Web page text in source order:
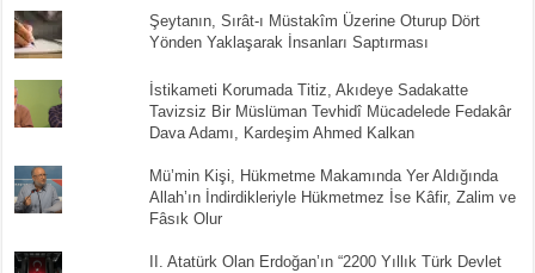
Şeytanın, Sırât-ı Müstakîm Üzerine Oturup Dört
Yönden Yaklaşarak İnsanları Saptırması
İstikameti Korumada Titiz, Akıdeye Sadakatte
Tavizsiz Bir Müslüman Tevhidî Mücadelede Fedakâr
Dava Adamı, Kardeşim Ahmed Kalkan
Mü’min Kişi, Hükmetme Makamında Yer Aldığında
Allah’ın İndirdikleriyle Hükmetmez İse Kâfir, Zalim ve
Fâsık Olur
II. Atatürk Olan Erdoğan’ın “2200 Yıllık Türk Devlet